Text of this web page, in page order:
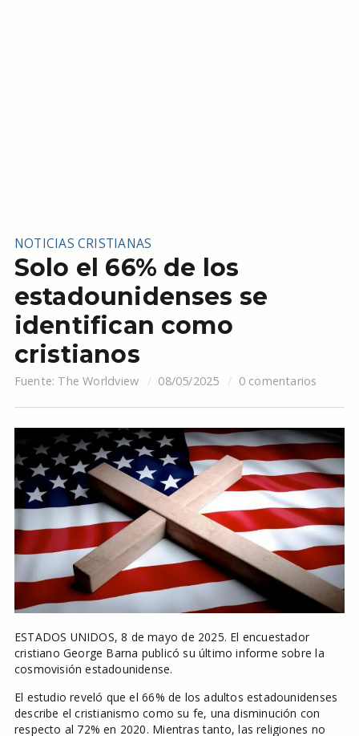
NOTICIAS CRISTIANAS
Solo el 66% de los
estadounidenses se
identifican como
cristianos
Fuente: The Worldview 08/05/2025 0 comentarios
ESTADOS UNIDOS, 8 de mayo de 2025. El encuestador
cristiano George Barna publicó su último informe sobre la
cosmovisión estadounidense.
El estudio reveló que el 66% de los adultos estadounidenses
describe el cristianismo como su fe, una disminución con
respecto al 72% en 2020. Mientras tanto, las religiones no